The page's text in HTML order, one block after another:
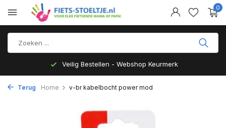
0
Veilig Bestellen - Webshop Keurmerk
Terug Home v-br kabelbocht power mod